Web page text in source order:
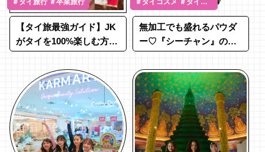
【タイ旅最強ガイド】JK
がタイを100%楽しむ方法
無加工でも盛れるパウダ
ー♡『シーチャン』の人